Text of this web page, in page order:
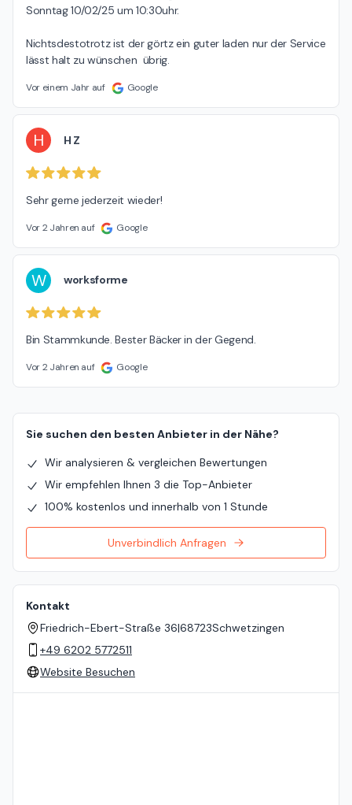
Sonntag 10/02/25 um 10:30uhr.
Nichtsdestotrotz ist der görtz ein guter laden nur der Service
lässt halt zu wünschen  übrig.
Vor einem Jahr auf Google
H H Z
Sehr gerne jederzeit wieder!
Vor 2 Jahren auf Google
W worksforme
Bin Stammkunde. Bester Bäcker in der Gegend.
Vor 2 Jahren auf Google
Sie suchen den besten Anbieter in der Nähe?
Wir analysieren & vergleichen Bewertungen
Wir empfehlen Ihnen 3 die Top-Anbieter
100% kostenlos und innerhalb von 1 Stunde
Unverbindlich Anfragen
Kontakt
Friedrich-Ebert-Straße 36|68723Schwetzingen
+49 6202 5772511
Website Besuchen